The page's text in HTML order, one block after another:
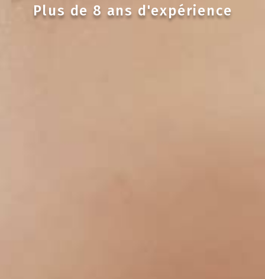
Plus de 8 ans d'expérience